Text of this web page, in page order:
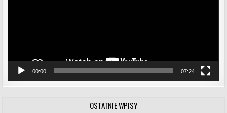
00:00 07:24
OSTATNIE WPISY